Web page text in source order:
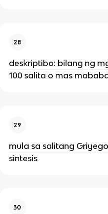
28
deskriptibo: bilang ng
100 salita o mas
29
mula sa salitang
sintesis
30